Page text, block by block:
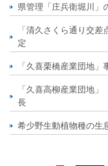
県管理「庄兵衛堀川」
「清久さくら通り交
定
「久喜栗橋産業団地
「久喜高柳産業団地
長
希少野生動植物種の生